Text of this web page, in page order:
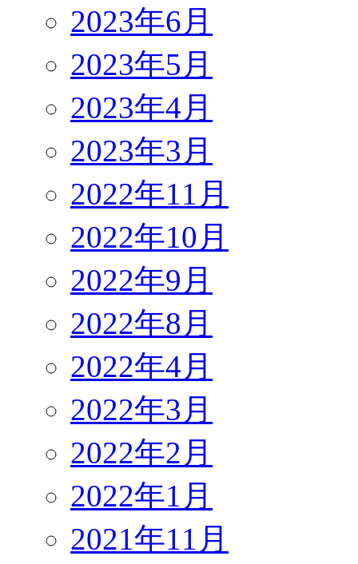
2023年6月
2023年5月
2023年4月
2023年3月
2022年11月
2022年10月
2022年9月
2022年8月
2022年4月
2022年3月
2022年2月
2022年1月
2021年11月